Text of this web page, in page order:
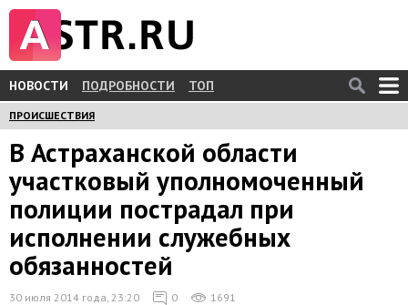
НОВОСТИ ПОДРОБНОСТИ ТОП
ПРОИСШЕСТВИЯ
В Астраханской области
участковый уполномоченный
полиции пострадал при
исполнении служебных
обязанностей
30 июля 2014 года, 23:20 0 1691